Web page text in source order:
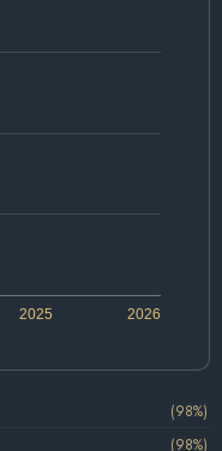
2026
2025
(98%)
(98%)